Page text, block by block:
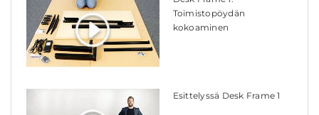
Toimistopöydän
kokoaminen
Esittelyssä Desk Frame 1